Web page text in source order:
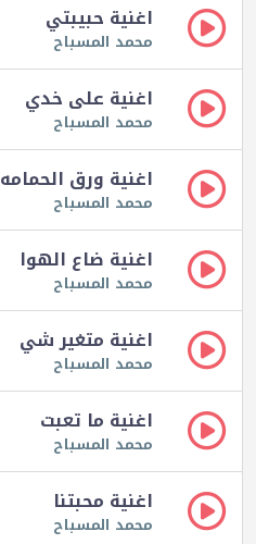
اغنية حبيبتي
محمد المسباح
اغنية على خدي
محمد المسباح
اغنية ورق الحمامه
محمد المسباح
اغنية ضاع الهوا
محمد المسباح
اغنية متغير شي
محمد المسباح
اغنية ما تعبت
محمد المسباح
اغنية محبتنا
محمد المسباح